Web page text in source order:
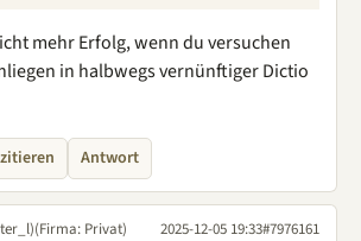
mehr Erfolg, wenn du versuchen
in halbwegs vernünftiger Dictio
Antwort
(Firma: Privat) 2025-12-05 19:33#7976161